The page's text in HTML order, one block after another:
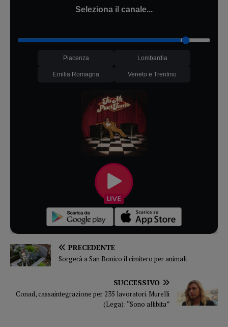
Seleziona il canale...
Piacenza Lombardia
Emilia Romagna Veneto e Trentino
PRECEDENTE
Sorgerà a San Bonico il cimitero per animali
SUCCESSIVO
Conad, cassaintegrazione per 235 lavoratori. Murelli
(Lega): “Sono allibita”